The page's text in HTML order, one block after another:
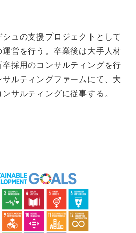
ュの支援プロジェクトとして
営を行う。卒業後は大手人材
採用のコンサルティングを行
ルティングファームにて、大
サルティングに従事する。